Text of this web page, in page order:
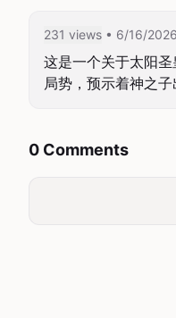
231 views • 6/16/2026
这是一个关于太阳
局势，预示着神之子
0 Comments